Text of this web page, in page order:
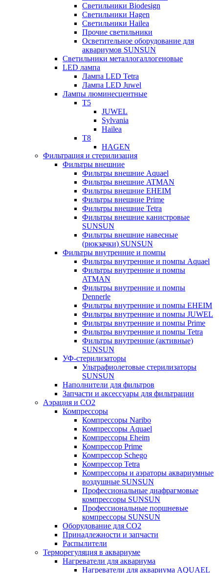
Светильники Biodesign
Светильники Hagen
Светильники Hailea
Прочие светильники
Осветительное оборудование для
аквариумов SUNSUN
Светильники металлогаллогеновые
LED лампа
Лампа LED Tetra
Лампа LED Juwel
Лампы люминесцентные
T5
JUWEL
Sylvania
Hailea
T8
HAGEN
Фильтрация и стерилизация
Фильтры внешние
Фильтры внешние Aquael
Фильтры внешние ATMAN
Фильтры внешние EHEIM
Фильтры внешние Prime
Фильтры внешние Tetra
Фильтры внешние канистровые
SUNSUN
Фильтры внешние навесные
(рюкзачки) SUNSUN
Фильтры внутренние и помпы
Фильтры внутренние и помпы Aquael
Фильтры внутренние и помпы
ATMAN
Фильтры внутренние и помпы
Dennerle
Фильтры внутренние и помпы EHEIM
Фильтры внутренние и помпы JUWEL
Фильтры внутренние и помпы Prime
Фильтры внутренние и помпы Tetra
Фильтры внутренние (активные)
SUNSUN
УФ-стерилизаторы
Ультрафиолетовые стерилизаторы
SUNSUN
Наполнители для фильтров
Запчасти и аксессуары для фильтрации
Аэрация и CO2
Компрессоры
Компрессоры Naribo
Компрессоры Aquael
Компрессоры Eheim
Компрессор Prime
Компрессор Schego
Компрессор Tetra
Компрессоры и аэраторы аквариумные
воздушные SUNSUN
Профессиональные диафрагмовые
компрессоры SUNSUN
Профессиональные поршневые
компрессоры SUNSUN
Оборудование для CO2
Принадлежности и запчасти
Распылители
Терморегуляция в аквариуме
Нагреватели для аквариума
Нагреватели для аквариума AQUAEL